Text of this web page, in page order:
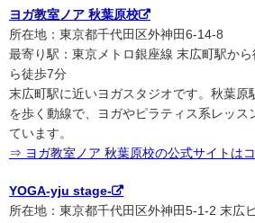
ヨガ教室ノア 秋葉原校
所在地：東京都千代田区外神田6-14-8
最寄り駅：東京メトロ銀座線 末広町駅か
ら徒歩7分
末広町駅に近いヨガスタジオです。秋葉原
を歩く動線で、ヨガやピラティス系レッス
ています。
⇒ ヨガ教室ノア 秋葉原校の公式サイトは
YOGA-yju stage-
所在地：東京都千代田区外神田5-1-2 末広